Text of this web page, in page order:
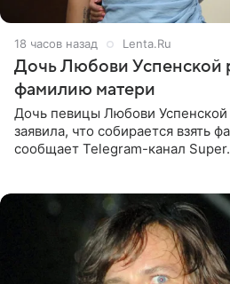
18 часов назад Lenta.Ru
Дочь Любови Успенской
фамилию матери
Дочь певицы Любови Успенской
заявила, что собирается взять
сообщает Telegram-канал